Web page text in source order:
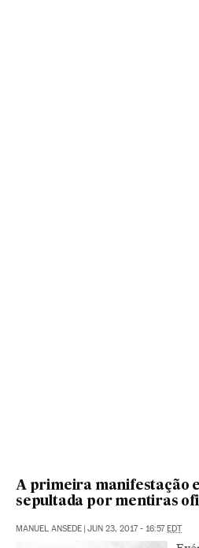
A primeira manifestação
sepultada por mentiras
MANUEL ANSEDE | JUN 23, 2017 - 16:57EDT